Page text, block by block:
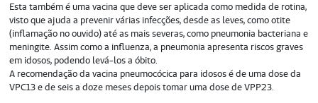
Esta também é uma vacina que deve ser aplicada como medida de rotina,
visto que ajuda a prevenir várias infecções, desde as leves, como otite
(inflamação no ouvido) até as mais severas, como pneumonia bacteriana e
meningite. Assim como a influenza, a pneumonia apresenta riscos graves
em idosos, podendo levá-los a óbito.
A recomendação da vacina pneumocócica para idosos é de uma dose da
VPC13 e de seis a doze meses depois tomar uma dose de VPP23.